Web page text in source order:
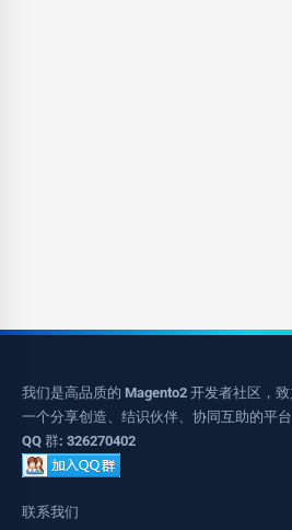
我们是高品质的 Magento2 开发者社区，
一个分享创造、结识伙伴、协同互助的平台
QQ 群: 326270402
联系我们